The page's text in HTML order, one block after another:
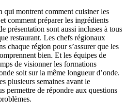
qui montrent comment cuisiner les
comment préparer les ingrédients
présentation sont aussi incluses à tous
restaurant. Les chefs régionaux
chaque région pour s’assurer que les
bien. Et les équipes de
de visionner les formations
soit sur la même longueur d’onde.
plusieurs semaines avant le
permettre de répondre aux questions